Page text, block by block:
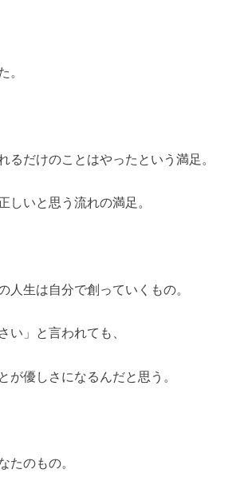
。
るだけのことはやったという満足。
しいと思う流れの満足。
人生は自分で創っていくもの。
い」と言われても、
が優しさになるんだと思う。
たのもの。